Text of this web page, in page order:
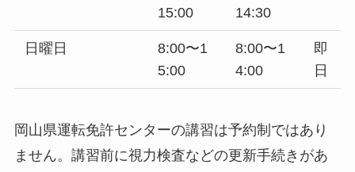
15:00
14:30
日曜日
8:00〜1
5:00
8:00〜1
4:00
即
日
岡山県運転免許センターの講習は予約制ではあり
ません。講習前に視力検査などの更新手続きがあ